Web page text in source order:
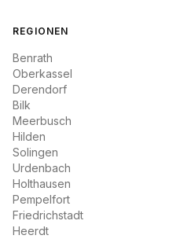
REGIONEN
Benrath
Oberkassel
Derendorf
Bilk
Meerbusch
Hilden
Solingen
Urdenbach
Holthausen
Pempelfort
Friedrichstadt
Heerdt